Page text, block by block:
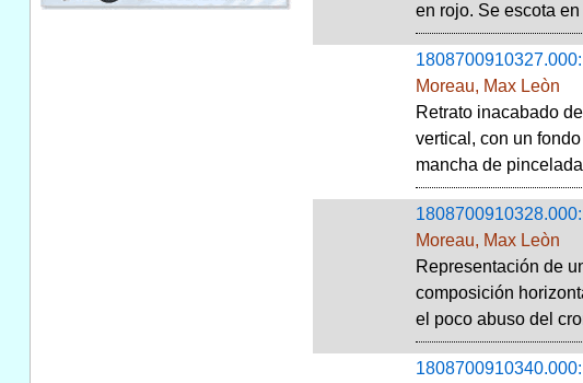
en rojo. Se escota
1808700910327.000:
Moreau, Max Leòn
Retrato inacabado
vertical, con un
mancha de
1808700910328.000:
Moreau, Max Leòn
Representación de
composición
el poco abuso del
1808700910340.000: